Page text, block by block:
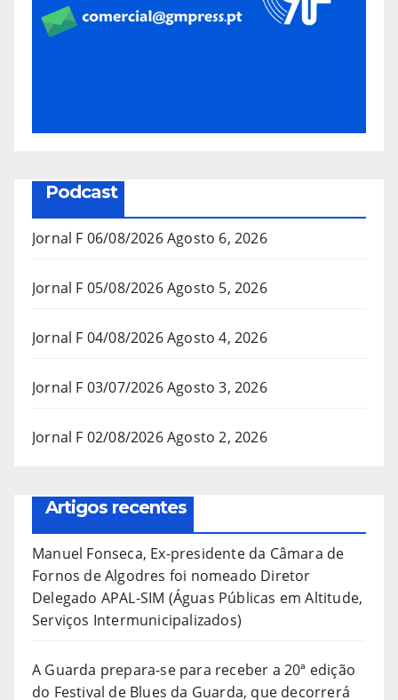
Podcast
Jornal F 06/08/2026Agosto 6, 2026
Jornal F 05/08/2026Agosto 5, 2026
Jornal F 04/08/2026Agosto 4, 2026
Jornal F 03/07/2026Agosto 3, 2026
Jornal F 02/08/2026Agosto 2, 2026
Artigos recentes
Manuel Fonseca, Ex-presidente da Câmara de
Fornos de Algodres foi nomeado Diretor
Delegado APAL-SIM (Águas Públicas em Altitude,
Serviços Intermunicipalizados)
A Guarda prepara-se para receber a 20ª edição
do Festival de Blues da Guarda, que decorrerá